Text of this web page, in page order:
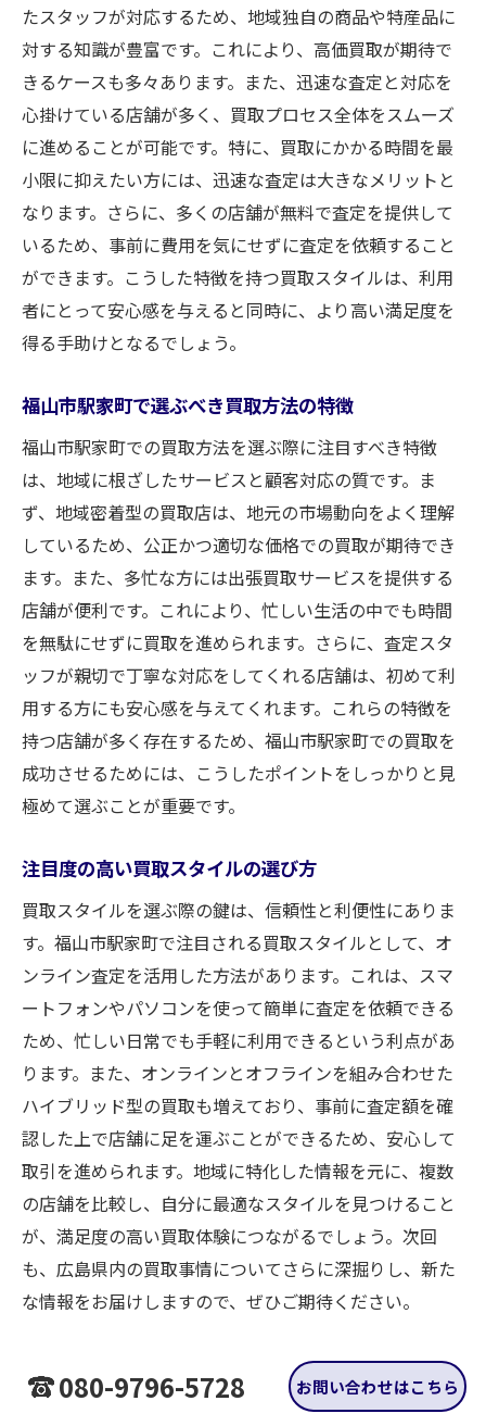
たスタッフが対応するため、地域独自の商品や特産品に
対する知識が豊富です。これにより、高価買取が期待で
きるケースも多々あります。また、迅速な査定と対応を
心掛けている店舗が多く、買取プロセス全体をスムーズ
に進めることが可能です。特に、買取にかかる時間を最
小限に抑えたい方には、迅速な査定は大きなメリットと
なります。さらに、多くの店舗が無料で査定を提供して
いるため、事前に費用を気にせずに査定を依頼すること
ができます。こうした特徴を持つ買取スタイルは、利用
者にとって安心感を与えると同時に、より高い満足度を
得る手助けとなるでしょう。
福山市駅家町で選ぶべき買取方法の特徴
福山市駅家町での買取方法を選ぶ際に注目すべき特徴
は、地域に根ざしたサービスと顧客対応の質です。ま
ず、地域密着型の買取店は、地元の市場動向をよく理解
しているため、公正かつ適切な価格での買取が期待でき
ます。また、多忙な方には出張買取サービスを提供する
店舗が便利です。これにより、忙しい生活の中でも時間
を無駄にせずに買取を進められます。さらに、査定スタ
ッフが親切で丁寧な対応をしてくれる店舗は、初めて利
用する方にも安心感を与えてくれます。これらの特徴を
持つ店舗が多く存在するため、福山市駅家町での買取を
成功させるためには、こうしたポイントをしっかりと見
極めて選ぶことが重要です。
注目度の高い買取スタイルの選び方
買取スタイルを選ぶ際の鍵は、信頼性と利便性にありま
す。福山市駅家町で注目される買取スタイルとして、オ
ンライン査定を活用した方法があります。これは、スマ
ートフォンやパソコンを使って簡単に査定を依頼できる
ため、忙しい日常でも手軽に利用できるという利点があ
ります。また、オンラインとオフラインを組み合わせた
ハイブリッド型の買取も増えており、事前に査定額を確
認した上で店舗に足を運ぶことができるため、安心して
取引を進められます。地域に特化した情報を元に、複数
の店舗を比較し、自分に最適なスタイルを見つけること
が、満足度の高い買取体験につながるでしょう。次回
も、広島県内の買取事情についてさらに深掘りし、新た
な情報をお届けしますので、ぜひご期待ください。
広島県福山市で選ぶべき買取スタイ
080-9796-5728 お問い合わせはこちら